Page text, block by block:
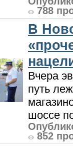
788
В
Вчера
путь
шоссе
852